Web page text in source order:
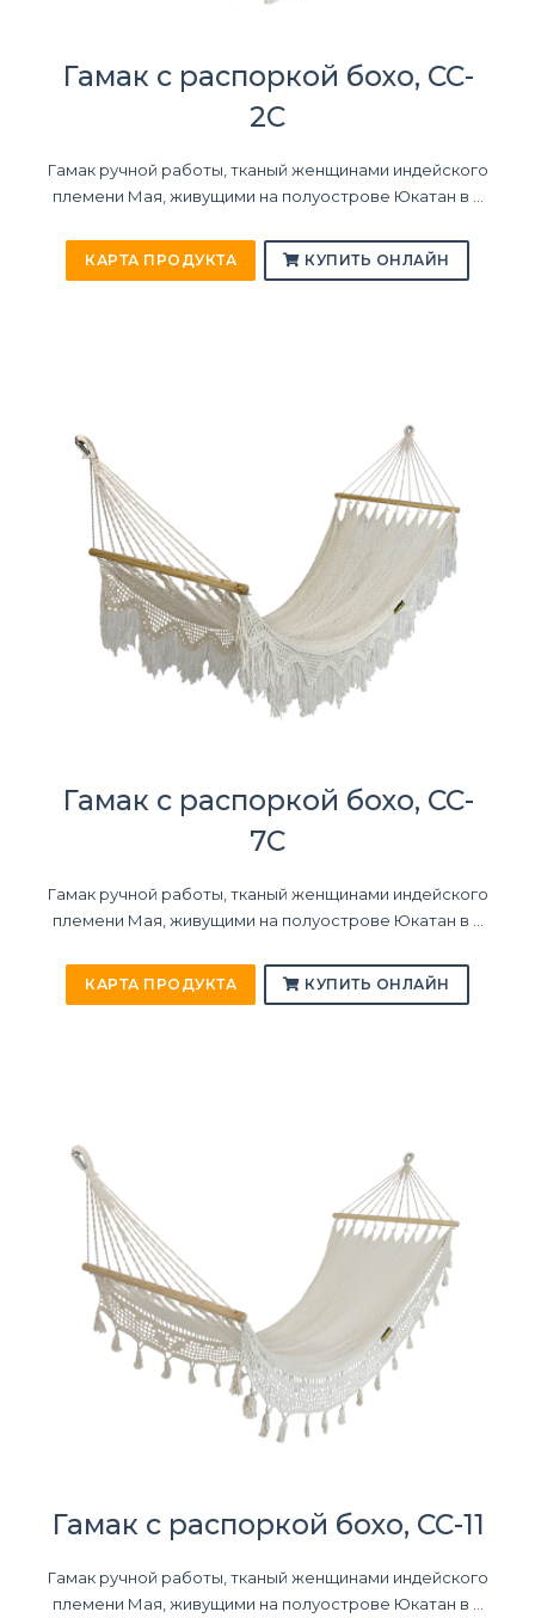
Гамак с распоркой бохо, CC-
2C
Гамак ручной работы, тканый женщинами индейского
племени Мая, живущими на полуострове Юкатан в ...
КАРТА ПРОДУКТА КУПИТЬ ОНЛАЙН
Гамак с распоркой бохо, CC-
7C
Гамак ручной работы, тканый женщинами индейского
племени Мая, живущими на полуострове Юкатан в ...
КАРТА ПРОДУКТА КУПИТЬ ОНЛАЙН
Гамак с распоркой бохо, CC-11
Гамак ручной работы, тканый женщинами индейского
племени Мая, живущими на полуострове Юкатан в ...